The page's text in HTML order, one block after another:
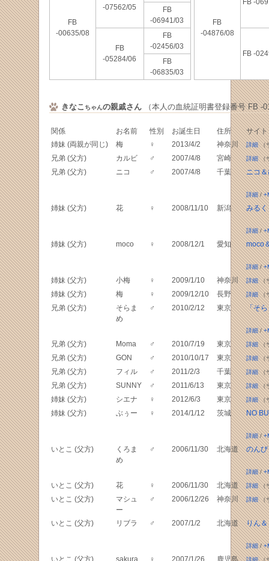
FB
-00635/08
-07562/05
FB
-06941/03
FB
-05284/06
FB
-02456/03
FB
-06835/03
FB
-04876/08
FB -
FB -
きなこ ちゃんの親戚さん（本人の血統証明書登録番号 FB -
関係 お名前 性別 お誕生日 住所
サイト
姉妹 (両親が同じ)
梅 ♀ 2013/4/2 神奈川 詳細（
兄弟 (父方) カルビ ♂ 2007/4/8 宮崎 詳細（
兄弟 (父方) ニコ ♂ 2007/4/8 千葉 ニコ
詳細/
姉妹 (父方) 花 ♀ 2008/11/10 新潟 みる
詳細/
姉妹 (父方) moco ♀ 2008/12/1 愛知 moco
詳細/
姉妹 (父方) 小梅 ♀ 2009/1/10 神奈川 詳細（
姉妹 (父方) 梅 ♀ 2009/12/10 長野 詳細（
兄弟 (父方)
そらま
め
♂ 2010/2/12 東京 「そ
詳細/
兄弟 (父方) Moma ♂ 2010/7/19 東京 詳細（
兄弟 (父方) GON ♂ 2010/10/17 東京 詳細（
兄弟 (父方) フィル ♂ 2011/2/3 千葉 詳細（
兄弟 (父方) SUNNY ♂ 2011/6/13 東京 詳細（
姉妹 (父方) シエナ ♀ 2012/6/3 東京 詳細（
姉妹 (父方) ぶぅー ♀ 2014/1/12 茨城 NO
詳細/
いとこ (父方)
くろま
め
♂ 2006/11/30 北海道 のん
詳細/
いとこ (父方) 花 ♀ 2006/11/30 北海道 詳細（
いとこ (父方)
マシュ
ー
♂ 2006/12/26 神奈川 詳細（
いとこ (父方) リブラ ♂ 2007/1/2 北海道 りん＆
詳細/
いとこ (父方) sakura ♀ 2007/1/26 鹿児島 詳細（